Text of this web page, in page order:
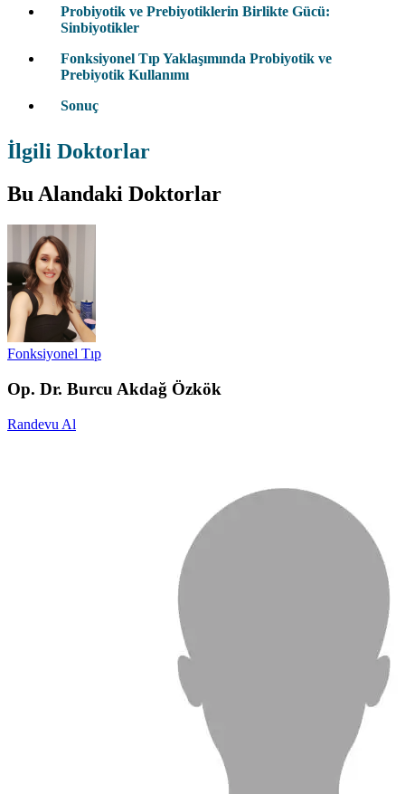
Probiyotik ve Prebiyotiklerin Birlikte Gücü:
Sinbiyotikler
Fonksiyonel Tıp Yaklaşımında Probiyotik ve
Prebiyotik Kullanımı
Sonuç
İlgili Doktorlar
Bu Alandaki Doktorlar
Fonksiyonel Tıp
Op. Dr. Burcu Akdağ Özkök
Randevu Al